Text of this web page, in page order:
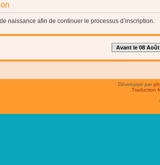
naissance afin de continuer le processus d’inscription.
Avant le 08 Août
Développé par
Traduction